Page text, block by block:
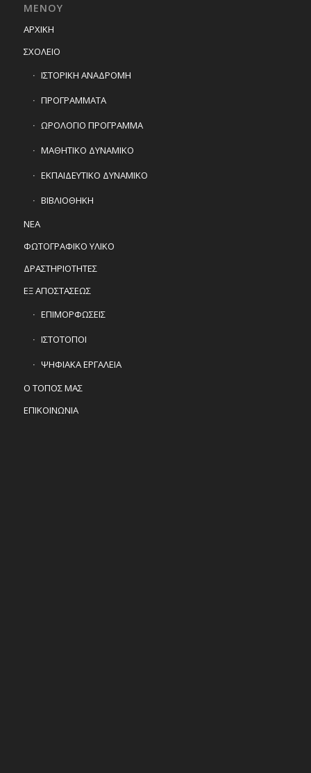
ΜΕΝΟΥ
ΑΡΧΙΚΗ
ΣΧΟΛΕΙΟ
ΙΣΤΟΡΙΚΗ ΑΝΑΔΡΟΜΗ
ΠΡΟΓΡΑΜΜΑΤΑ
ΩΡΟΛΟΓΙΟ ΠΡΟΓΡΑΜΜΑ
ΜΑΘΗΤΙΚΟ ΔΥΝΑΜΙΚΟ
ΕΚΠΑΙΔΕΥΤΙΚΟ ΔΥΝΑΜΙΚΟ
ΒΙΒΛΙΟΘΗΚΗ
ΝΕΑ
ΦΩΤΟΓΡΑΦΙΚΟ ΥΛΙΚΟ
ΔΡΑΣΤΗΡΙΟΤΗΤΕΣ
ΕΞ ΑΠΟΣΤΑΣΕΩΣ
ΕΠΙΜΟΡΦΩΣΕΙΣ
ΙΣΤΟΤΟΠΟΙ
ΨΗΦΙΑΚΑ ΕΡΓΑΛΕΙΑ
Ο ΤΟΠΟΣ ΜΑΣ
ΕΠΙΚΟΙΝΩΝΙΑ